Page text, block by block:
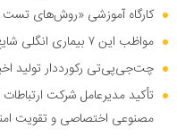
کارگاه آموزشی «روش‌های تست
مواظب این ۷ بیماری انگلی شایع در تابستان باشید
چت‌جی‌پی‌تی رکورددار تولید
تأکید مدیرعامل شرکت
مصنوعی اختصاصی و تقویت